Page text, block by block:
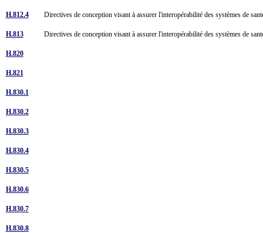
H.812.4 Directives de conception visant à assurer l'interopérabilité des systèmes de
H.813 Directives de conception visant à assurer l'interopérabilité des systèmes de
H.820
H.821
H.830.1
H.830.2
H.830.3
H.830.4
H.830.5
H.830.6
H.830.7
H.830.8